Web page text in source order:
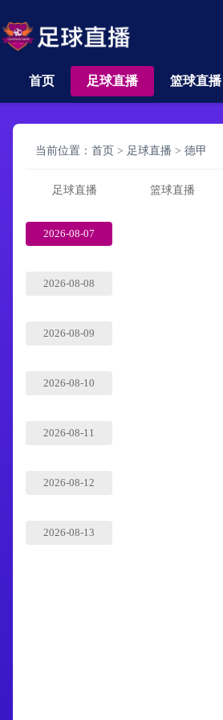
首页 足球直播 篮球直播
当前位置： 首页 > 足球直播 > 德甲
足球直播 篮球直播
2026-08-07
2026-08-08
2026-08-09
2026-08-10
2026-08-11
2026-08-12
2026-08-13